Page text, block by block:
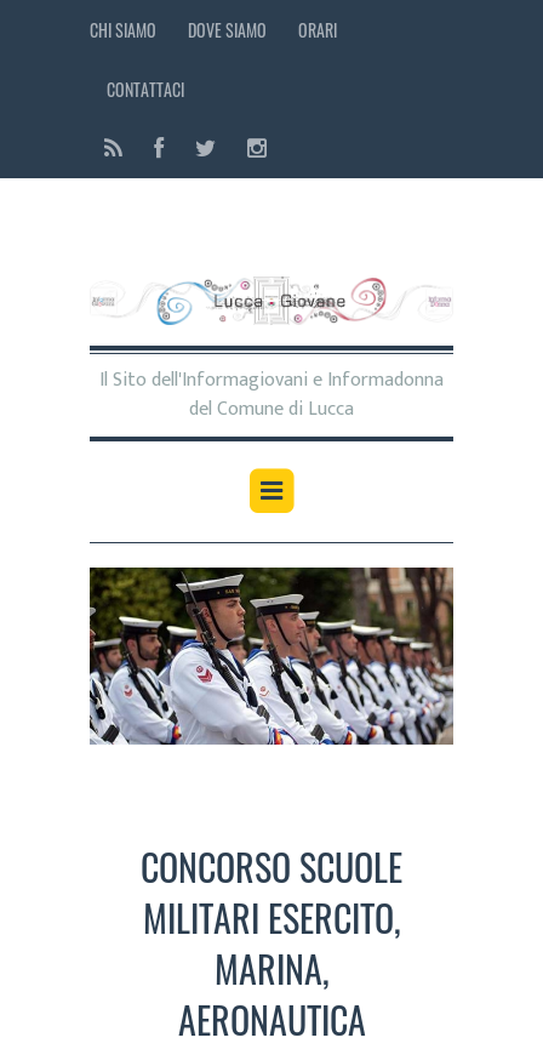
CHI SIAMO DOVE SIAMO ORARI
CONTATTACI
Il Sito dell'Informagiovani e Informadonna
del Comune di Lucca
CONCORSO SCUOLE
MILITARI ESERCITO,
MARINA,
AERONAUTICA